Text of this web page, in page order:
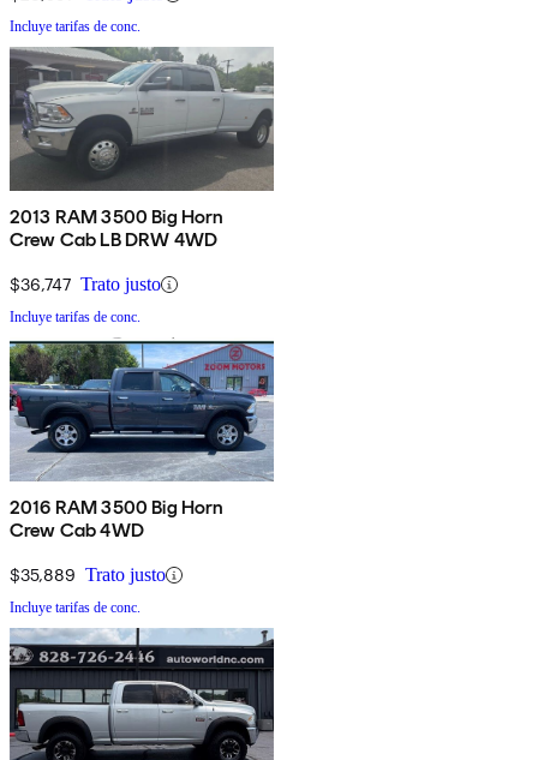
Incluye tarifas de conc.
2013 RAM 3500 Big Horn
Crew Cab LB DRW 4WD
$36,747 Trato justo
Incluye tarifas de conc.
2016 RAM 3500 Big Horn
Crew Cab 4WD
$35,889 Trato justo
Incluye tarifas de conc.